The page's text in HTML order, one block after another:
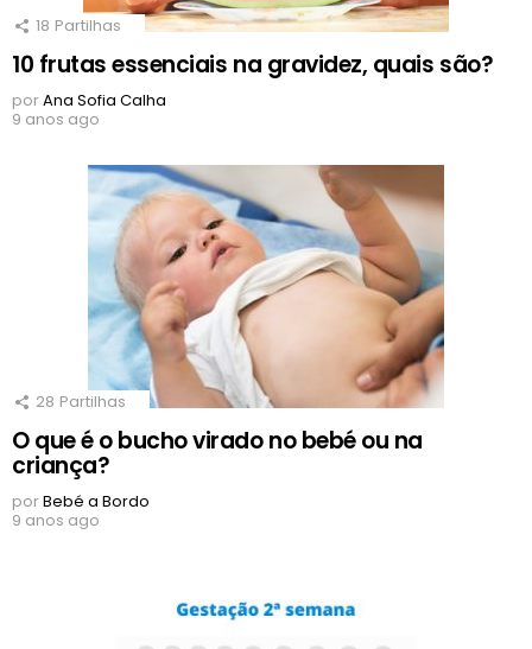
18 Partilhas
10 frutas essenciais na gravidez, quais são?
porAna Sofia Calha
9 anos ago
28 Partilhas
O que é o bucho virado no bebé ou na
criança?
porBebé a Bordo
9 anos ago